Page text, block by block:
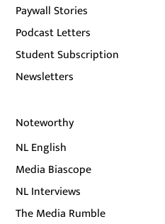
Paywall Stories
Podcast Letters
Student Subscription
Newsletters
Noteworthy
NL English
Media Biascope
NL Interviews
The Media Rumble